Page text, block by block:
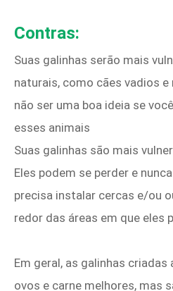
Contras:
Suas galinhas serão mais
naturais, como cães vadios
não ser uma boa ideia se
esses animais
Suas galinhas são mais
Eles podem se perder e
precisa instalar cercas e/ou
redor das áreas em que eles
Em geral, as galinhas criadas
ovos e carne melhores, mas